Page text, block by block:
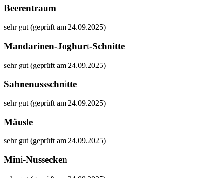
Beerentraum
sehr gut (geprüft am 24.09.2025)
Mandarinen-Joghurt-Schnitte
sehr gut (geprüft am 24.09.2025)
Sahnenussschnitte
sehr gut (geprüft am 24.09.2025)
Mäusle
sehr gut (geprüft am 24.09.2025)
Mini-Nussecken